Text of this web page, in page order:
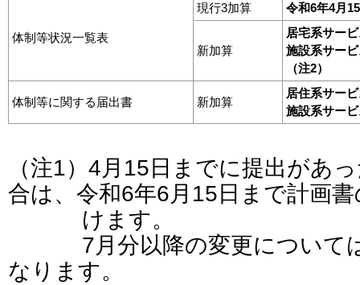
体制等状況一覧表
現行3加算 令和6年4月
新加算
居宅系サー
施設系サー
（注2）
体制等に関する届出書 新加算
居住系サー
施設系サー
（注1）4月15日までに提出があ
合は、令和6年6月15日まで計画
けます。
7月分以降の変更については
なります。